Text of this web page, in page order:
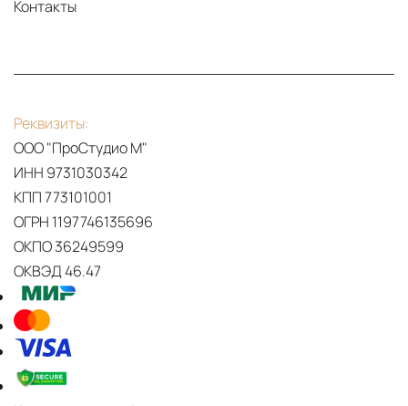
Kitchen
Collection
XXL
Контакты
Реквизиты:
ООО "ПроСтудио М"
ИНН 9731030342
КПП 773101001
ОГРН 1197746135696
ОКПО 36249599
ОКВЭД 46.47